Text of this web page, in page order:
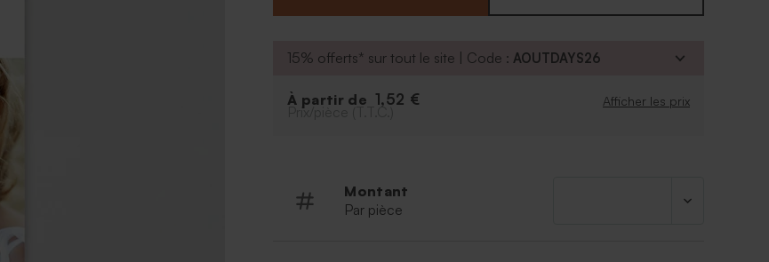
15% offerts* sur tout le site | Code :AOUTDAYS26
À partir de 1,52 € Afficher les prix
Prix/pièce (T.T.C.)
Montant
Par pièce